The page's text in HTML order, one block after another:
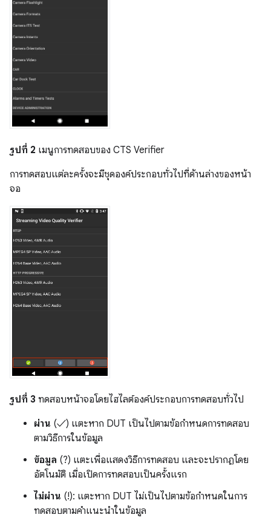
รูปที่ 2 เมนูการทดสอบของ CTS Verifier
การทดสอบแต่ละครั้งจะมีชุดองค์ประกอบทั่วไปที่ด้านล่างของหน้า
จอ
รูปที่ 3 ทดสอบหน้าจอโดยไฮไลต์องค์ประกอบการทดสอบทั่วไป
ผ่าน (✓) แตะหาก DUT เป็นไปตามข้อกำหนดการทดสอบ
ตามวิธีการในข้อมูล
ข้อมูล (?) แตะเพื่อแสดงวิธีการทดสอบ และจะปรากฏโดย
อัตโนมัติ เมื่อเปิดการทดสอบเป็นครั้งแรก
ไม่ผ่าน (!): แตะหาก DUT ไม่เป็นไปตามข้อกำหนดในการ
ทดสอบตามคำแนะนำในข้อมูล